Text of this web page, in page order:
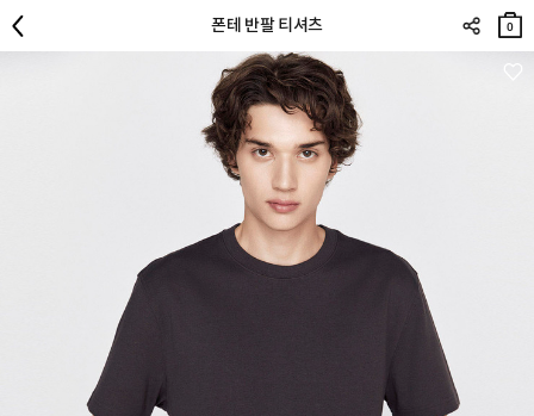
폰테 반팔 티셔츠
장바
구니
0